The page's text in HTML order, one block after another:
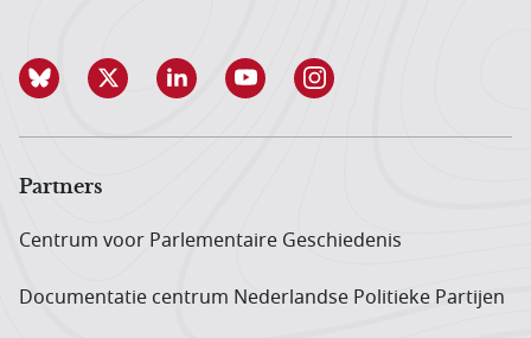
Partners
Centrum voor Parlementaire Geschiedenis
Documentatie centrum Neder­landse Politieke Partijen